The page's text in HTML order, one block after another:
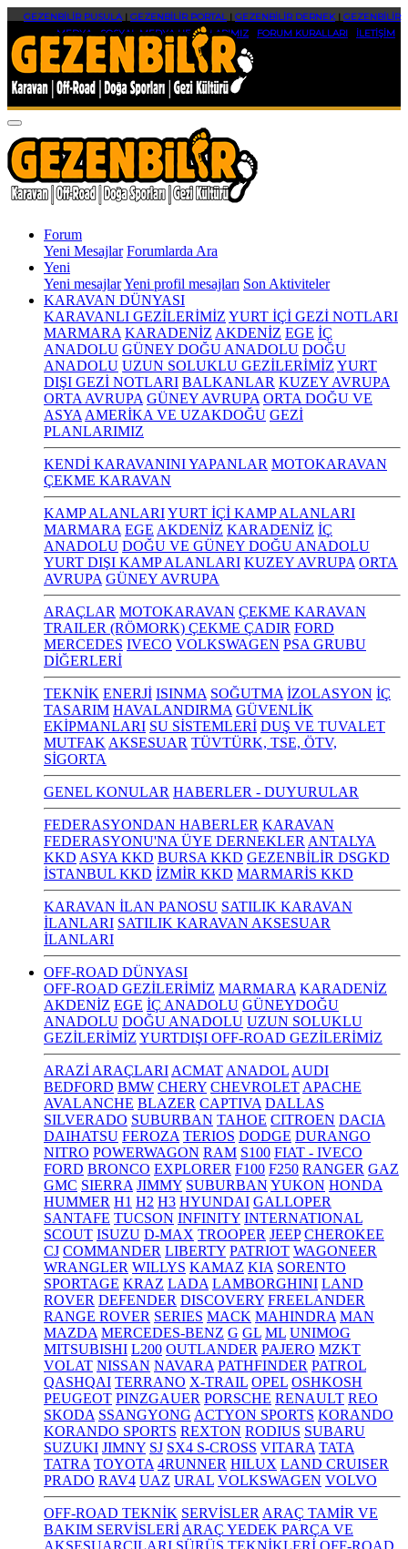
GEZENBİLİR PUSULA| GEZENBİLİR PORTAL| GEZENBİLİR DERNEK| GEZENBİLİR
MEDYA|SOSYAL MEDYA HESAPLARIMIZ FORUM KURALLARI İLETİŞİM
Forum
Yeni Mesajlar Forumlarda Ara
Yeni
Yeni mesajlarYeni profil mesajları Son Aktiviteler
KARAVAN DÜNYASI
KARAVANLI GEZİLERİMİZ YURT İÇİ GEZİ NOTLARI
MARMARA KARADENİZ AKDENİZ EGE İÇ
ANADOLU GÜNEY DOĞU ANADOLU DOĞU
ANADOLU UZUN SOLUKLU GEZİLERİMİZ YURT
DIŞI GEZİ NOTLARI BALKANLAR KUZEY AVRUPA
ORTA AVRUPA GÜNEY AVRUPA ORTA DOĞU VE
ASYA AMERİKA VE UZAKDOĞU GEZİ
PLANLARIMIZ
KENDİ KARAVANINI YAPANLAR MOTOKARAVAN
ÇEKME KARAVAN
KAMP ALANLARIYURT İÇİ KAMP ALANLARI
MARMARA EGE AKDENİZ KARADENİZ İÇ
ANADOLU DOĞU VE GÜNEY DOĞU ANADOLU
YURT DIŞI KAMP ALANLARI KUZEY AVRUPA ORTA
AVRUPA GÜNEY AVRUPA
ARAÇLAR MOTOKARAVAN ÇEKME KARAVAN
TRAILER (RÖMORK) ÇEKME ÇADIR FORD
MERCEDES IVECO VOLKSWAGEN PSA GRUBU
DİĞERLERİ
TEKNİK ENERJİ ISINMA SOĞUTMA İZOLASYON İÇ
TASARIM HAVALANDIRMA GÜVENLİK
EKİPMANLARI SU SİSTEMLERİ DUŞ VE TUVALET
MUTFAK AKSESUAR TÜVTÜRK, TSE, ÖTV,
SİGORTA
GENEL KONULAR HABERLER - DUYURULAR
FEDERASYONDAN HABERLER KARAVAN
FEDERASYONU'NA ÜYE DERNEKLER ANTALYA
KKD ASYA KKD BURSA KKD GEZENBİLİR DSGKD
İSTANBUL KKD İZMİR KKD MARMARİS KKD
KARAVAN İLAN PANOSU SATILIK KARAVAN
İLANLARI SATILIK KARAVAN AKSESUAR
İLANLARI
OFF-ROAD DÜNYASI
OFF-ROAD GEZİLERİMİZ MARMARA KARADENİZ
AKDENİZ EGE İÇ ANADOLU GÜNEYDOĞU
ANADOLU DOĞU ANADOLU UZUN SOLUKLU
GEZİLERİMİZ YURTDIŞI OFF-ROAD GEZİLERİMİZ
ARAZİ ARAÇLARI ACMAT ANADOL AUDI
BEDFORD BMW CHERY CHEVROLET APACHE
AVALANCHE BLAZER CAPTIVA DALLAS
SILVERADO SUBURBAN TAHOE CITROEN DACIA
DAIHATSU FEROZA TERIOS DODGE DURANGO
NITRO POWERWAGON RAM S100 FIAT - IVECO
FORD BRONCO EXPLORER F100 F250 RANGER GAZ
GMC SIERRA JIMMY SUBURBAN YUKON HONDA
HUMMER H1 H2 H3 HYUNDAI GALLOPER
SANTAFE TUCSON INFINITY INTERNATIONAL
SCOUT ISUZU D-MAX TROOPER JEEP CHEROKEE
CJ COMMANDER LIBERTY PATRIOT WAGONEER
WRANGLER WILLYS KAMAZ KIA SORENTO
SPORTAGE KRAZ LADA LAMBORGHINI LAND
ROVER DEFENDER DISCOVERY FREELANDER
RANGE ROVER SERIES MACK MAHINDRA MAN
MAZDA MERCEDES-BENZ G GL ML UNIMOG
MITSUBISHI L200 OUTLANDER PAJERO MZKT
VOLAT NISSAN NAVARA PATHFINDER PATROL
QASHQAI TERRANO X-TRAIL OPEL OSHKOSH
PEUGEOT PINZGAUER PORSCHE RENAULT REO
SKODA SSANGYONG ACTYON SPORTS KORANDO
KORANDO SPORTS REXTON RODIUS SUBARU
SUZUKI JIMNY SJ SX4 S-CROSS VITARA TATA
TATRA TOYOTA 4RUNNER HILUX LAND CRUISER
PRADO RAV4 UAZ URAL VOLKSWAGEN VOLVO
OFF-ROAD TEKNİK SERVİSLER ARAÇ TAMİR VE
BAKIM SERVİSLERİ ARAÇ YEDEK PARÇA VE
AKSESUARCILARI SÜRÜŞ TEKNİKLERİ OFF-ROAD